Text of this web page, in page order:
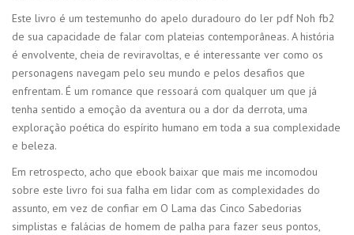
Este livro é um testemunho do apelo duradouro do ler pdf Noh fb2
de sua capacidade de falar com plateias contemporâneas. A história
é envolvente, cheia de reviravoltas, e é interessante ver como os
personagens navegam pelo seu mundo e pelos desafios que
enfrentam. É um romance que ressoará com qualquer um que já
tenha sentido a emoção da aventura ou a dor da derrota, uma
exploração poética do espírito humano em toda a sua complexidade
e beleza.
Em retrospecto, acho que ebook baixar que mais me incomodou
sobre este livro foi sua falha em lidar com as complexidades do
assunto, em vez de confiar em O Lama das Cinco Sabedorias
simplistas e falácias de homem de palha para fazer seus pontos,